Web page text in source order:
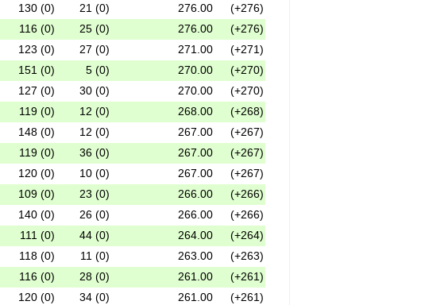
130 (0) 21 (0) 276.00
(+276)
116 (0) 25 (0) 276.00
(+276)
123 (0) 27 (0) 271.00
(+271)
151 (0) 5 (0) 270.00
(+270)
127 (0) 30 (0) 270.00
(+270)
119 (0) 12 (0) 268.00
(+268)
148 (0) 12 (0) 267.00
(+267)
119 (0) 36 (0) 267.00
(+267)
120 (0) 10 (0) 267.00
(+267)
109 (0) 23 (0) 266.00
(+266)
140 (0) 26 (0) 266.00
(+266)
111 (0) 44 (0) 264.00
(+264)
118 (0) 11 (0) 263.00
(+263)
116 (0) 28 (0) 261.00
(+261)
120 (0) 34 (0) 261.00
(+261)